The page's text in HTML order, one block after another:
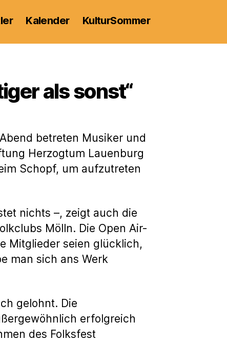
Kalender KulturSommer
als sonst“
betreten Musiker und
Herzogtum Lauenburg
Schopf, um aufzutreten
nichts –, zeigt auch die
Mölln. Die Open Air-
Mitglieder seien glücklich,
man sich ans Werk
gelohnt. Die
erfolgreich
des Folksfest